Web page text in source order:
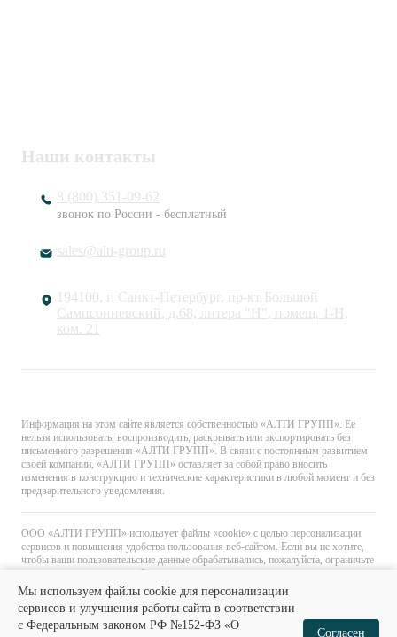
Наши контакты
8 (800) 351-09-62
звонок по России - бесплатный
sales@alti-group.ru
194100, г. Санкт-Петербург, пр-кт Большой
Сампсониевский, д.68, литера "Н", помещ. 1-Н,
ком. 21
Информация на этом сайте является собственностью «АЛТИ ГРУПП». Её
нельзя использовать, воспроизводить, раскрывать или экспортировать без
письменного разрешения «АЛТИ ГРУПП». В связи с постоянным развитием
своей компании, «АЛТИ ГРУПП» оставляет за собой право вносить
изменения в конструкцию и технические характеристики в любой момент и без
предварительного уведомления.
ООО «АЛТИ ГРУПП» использует файлы «cookie» с целью персонализации
сервисов и повышения удобства пользования веб-сайтом. Если вы не хотите,
чтобы ваши пользовательские данные обрабатывались, пожалуйста, ограничьте
их использование в своём браузере.
Мы используем файлы cookie для персонализации
сервисов и улучшения работы сайта в соответствии
с Федеральным законом РФ №152-ФЗ «О
Согласен